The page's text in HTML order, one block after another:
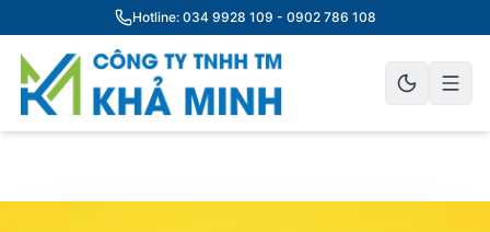
Hotline: 034 9928 109 - 0902 786 108